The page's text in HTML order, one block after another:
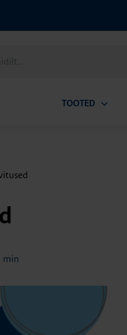
TOOTED
min